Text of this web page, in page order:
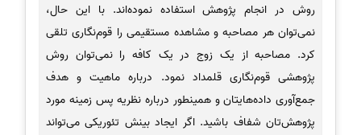
روش در انجام پژوهش استفاده نموده‌اند. با این حال،
نمی‌توان هر مصاحبه و مشاهده مستقیمی را قوم‌نگاری تلقی
کرد. مصاحبه از یک زوج در یک کافه را نمی‌توان روش
پژوهشی قوم‌نگاری قلمداد نمود. درباره ماهیت و هدف
جمع‌آوری داده‌هایتان و همینطور درباره نظریه پس زمینه مورد
پژوهش‌تان شفاف باشید. اگر ایجاد بینش تئوریکی می‌تواند